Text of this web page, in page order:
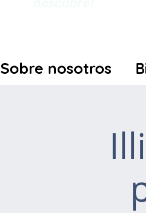
Sobre nosotros